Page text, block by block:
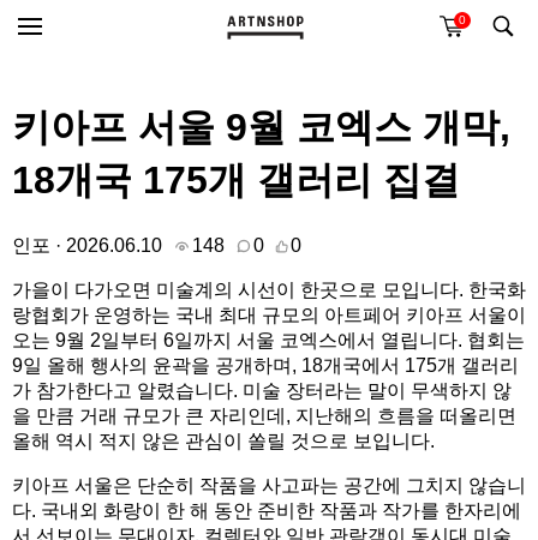
0
키아프 서울 9월 코엑스 개막,
18개국 175개 갤러리 집결
인포 · 2026.06.10 148 0 0
가을이 다가오면 미술계의 시선이 한곳으로 모입니다. 한국화
랑협회가 운영하는 국내 최대 규모의 아트페어 키아프 서울이
오는 9월 2일부터 6일까지 서울 코엑스에서 열립니다. 협회는
9일 올해 행사의 윤곽을 공개하며, 18개국에서 175개 갤러리
가 참가한다고 알렸습니다. 미술 장터라는 말이 무색하지 않
을 만큼 거래 규모가 큰 자리인데, 지난해의 흐름을 떠올리면
올해 역시 적지 않은 관심이 쏠릴 것으로 보입니다.
키아프 서울은 단순히 작품을 사고파는 공간에 그치지 않습니
다. 국내외 화랑이 한 해 동안 준비한 작품과 작가를 한자리에
서 선보이는 무대이자, 컬렉터와 일반 관람객이 동시대 미술